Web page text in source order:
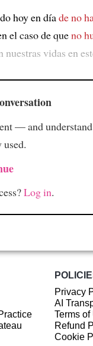
hoy en díade no
el caso de queno
vidas en
— and
Log in.
Privacy
AI
Terms of
Refund
Cookie